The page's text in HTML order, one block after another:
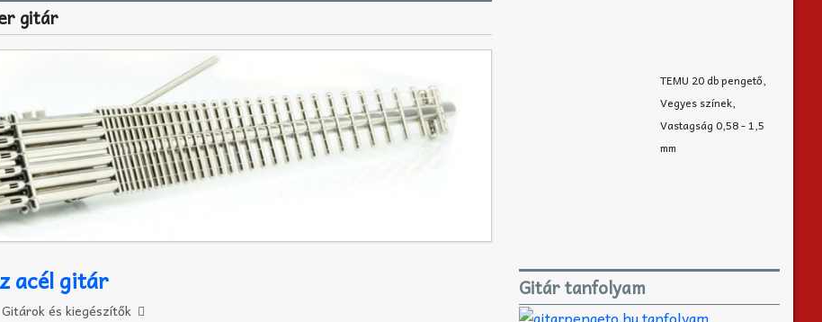
gitár
acél gitár
Gitárok és kiegészítők
TEMU 20 db pengető,
Vegyes színek,
Vastagság 0,58 - 1,5
mm
Gitár tanfolyam